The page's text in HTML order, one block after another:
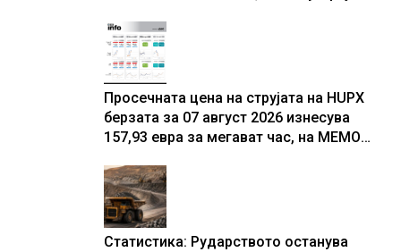
складирање на енергија од батерии
Просечната цена на струјата на HUPX
берзата за 07 август 2026 изнесува
157,93 евра за мегават час, на МЕМО
Статистика: Рударството останува